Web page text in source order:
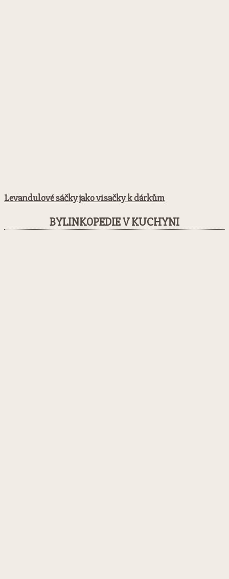
Levandulové sáčky jako visačky k dárkům
BYLINKOPEDIE V KUCHYNI